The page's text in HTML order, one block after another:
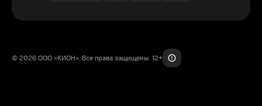
© 2026 ООО «КИОН». Все права защищены. 12+